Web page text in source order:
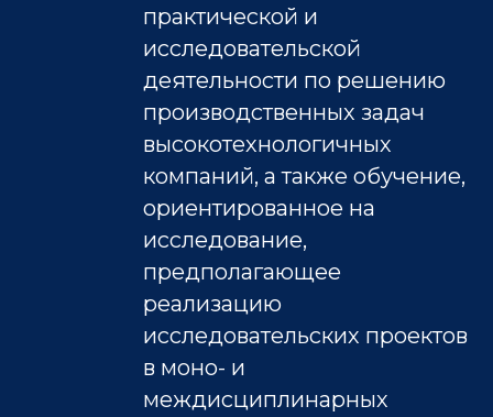
практической и
исследовательской
деятельности по решению
производственных задач
высокотехнологичных
компаний, а также обучение,
ориентированное на
исследование,
предполагающее
реализацию
исследовательских проектов
в моно- и
междисциплинарных